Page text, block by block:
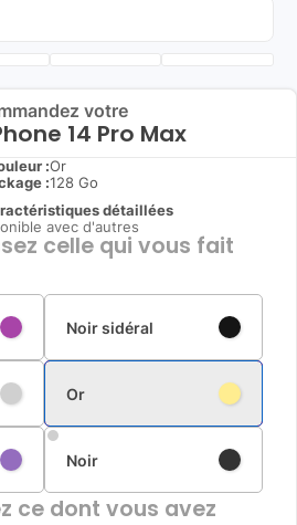
votre
14 Pro Max
:Or
:128 Go
détaillées
avec d'autres
celle qui vous fait
Noir sidéral
Or
Noir
ce dont vous avez